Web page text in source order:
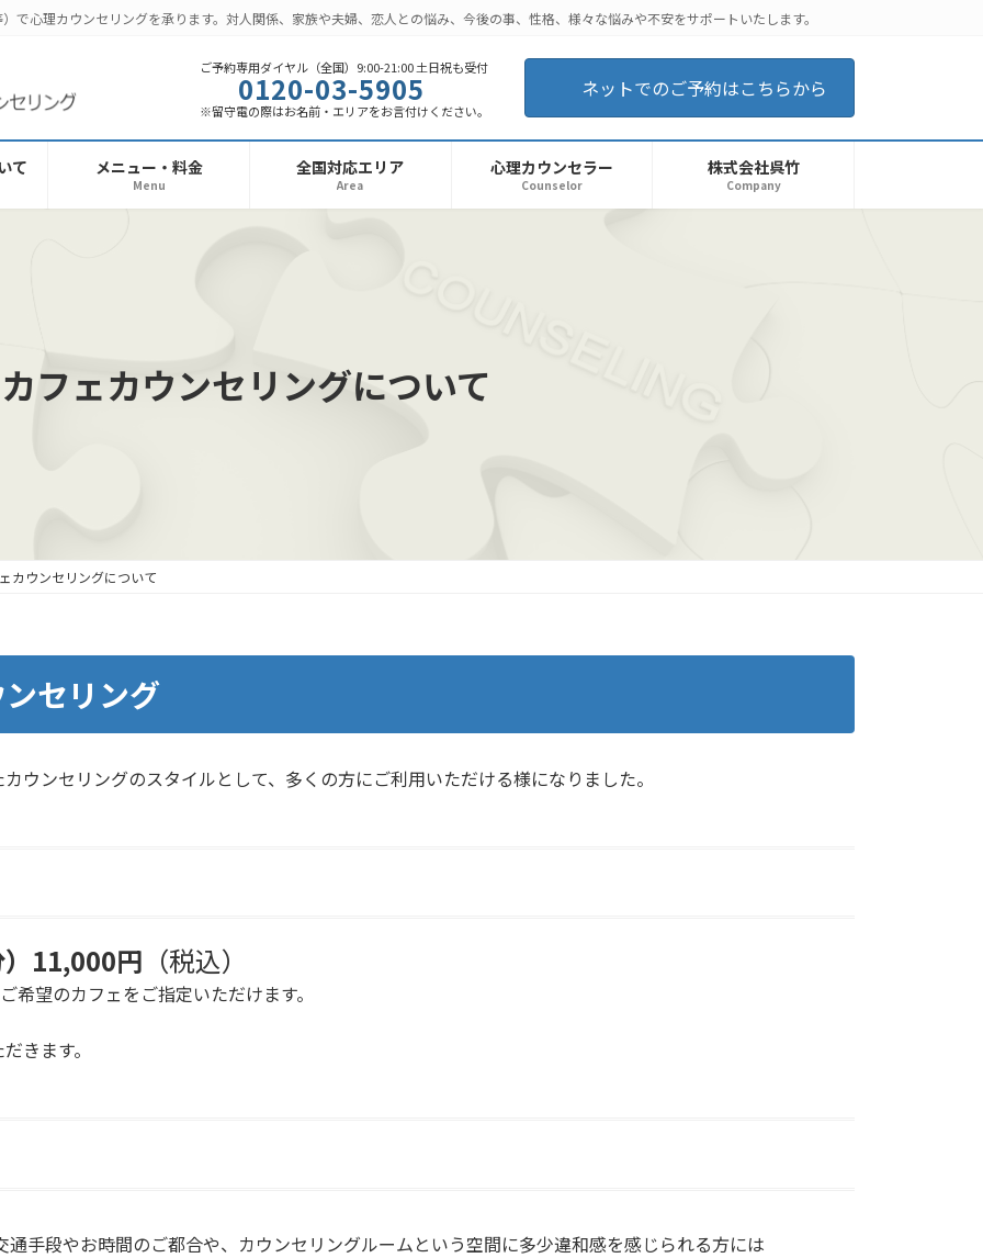
心理カウンセリングを承ります。対人関係、家族や夫婦、恋人との悩み、今後の事、性格、様々な悩みや不安をサポートいたします。
ご予約専用ダイヤル（全国）9:00-21:00 土日祝も受付
0120-03-5905
※留守電の際はお名前・エリアをお言付けください。
ネットでのご予約はこちらから
て メニュー・料金
Menu
全国対応エリア
Area
心理カウンセラー
Counselor
株式会社呉竹
Company
カフェカウンセリングについて
カウンセリングについて
セリング
ウンセリングのスタイルとして、多くの方にご利用いただける様になりました。
11,000円 （税込）
のカフェをご指定いただけます。
きます。
通手段やお時間のご都合や、カウンセリングルームという空間に多少違和感を感じられる方には